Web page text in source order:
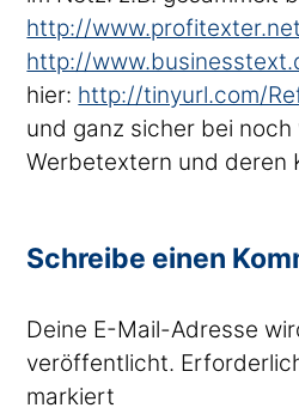
http://www.profitexter.net
http://
hier: http://tinyurl.com/
und ganz sicher bei
Werbetextern und deren
Schreibe einen
Deine E-Mail-Adresse
veröffentlicht.
markiert